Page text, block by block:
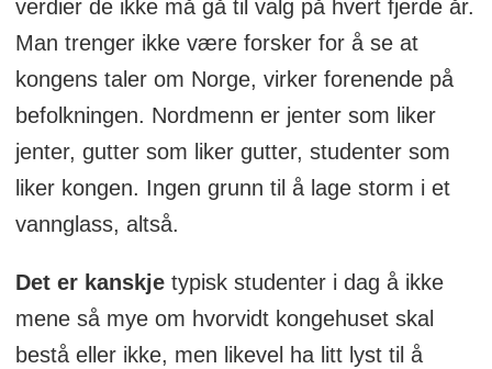
verdier de ikke må gå til valg på hvert fjerde år.
Man trenger ikke være forsker for å se at
kongens taler om Norge, virker forenende på
befolkningen. Nordmenn er jenter som liker
jenter, gutter som liker gutter, studenter som
liker kongen. Ingen grunn til å lage storm i et
vannglass, altså.
Det er kanskjetypisk studenter i dag å ikke
mene så mye om hvorvidt kongehuset skal
bestå eller ikke, men likevel ha litt lyst til å